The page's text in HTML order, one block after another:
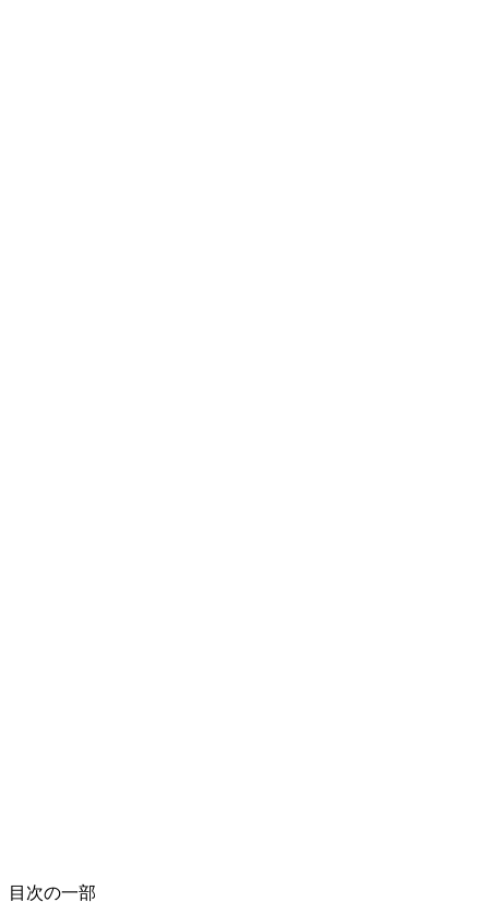
目次の一部